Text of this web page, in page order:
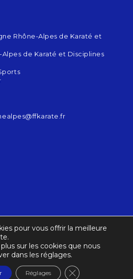
Rhône-Alpes de Karaté et
de Karaté et Disciplines
MENTIONS LÉGALES
pour vous offrir la meilleure
sur les cookies que nous
dans les réglages.
Réglages Fermer la